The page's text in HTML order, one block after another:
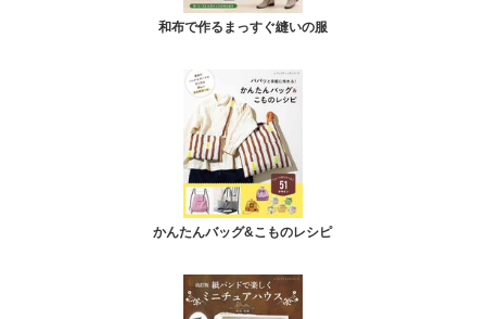
和布で作るまっすぐ縫いの服
かんたんバッグ&こものレシピ